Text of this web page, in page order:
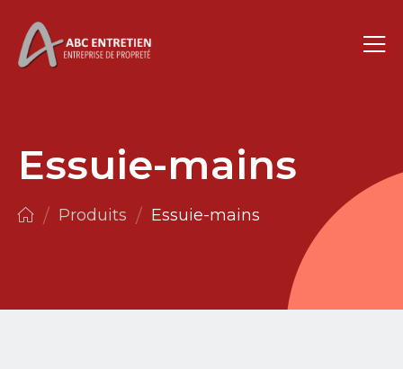
Essuie-mains
/ Produits / Essuie-mains